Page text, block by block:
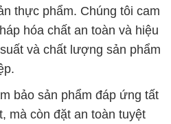
thực phẩm. Chúng tôi cam
hóa chất an toàn và hiệu
và chất lượng sản phẩm
bảo sản phẩm đáp ứng tất
mà còn đặt an toàn tuyệt